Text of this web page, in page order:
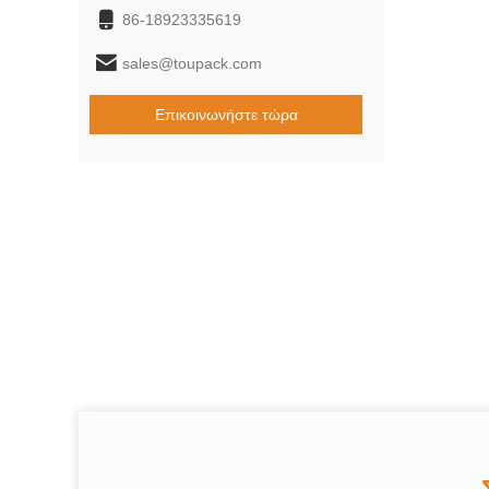
86-18923335619
sales@toupack.com
Επικοινωνήστε τώρα